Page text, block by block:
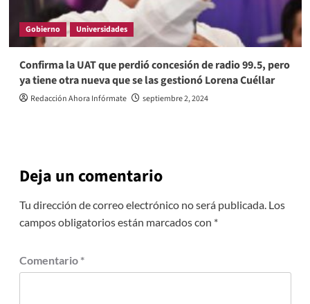
Gobierno Universidades
Confirma la UAT que perdió concesión de radio 99.5, pero
ya tiene otra nueva que se las gestionó Lorena Cuéllar
Redacción Ahora Infórmate septiembre 2, 2024
Deja un comentario
Tu dirección de correo electrónico no será publicada. Los
campos obligatorios están marcados con *
Comentario *